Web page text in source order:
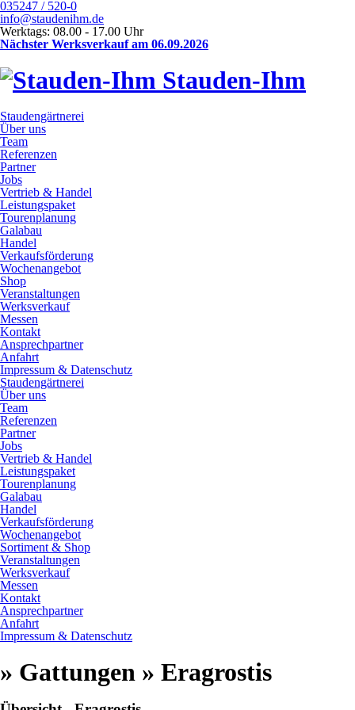
035247 / 520-0
info@staudenihm.de
Werktags: 08.00 - 17.00 Uhr
Nächster Werksverkauf am 06.09.2026
Stauden-Ihm
Staudengärtnerei
Über uns
Team
Referenzen
Partner
Jobs
Vertrieb & Handel
Leistungspaket
Tourenplanung
Galabau
Handel
Verkaufsförderung
Wochenangebot
Shop
Veranstaltungen
Werksverkauf
Messen
Kontakt
Ansprechpartner
Anfahrt
Impressum & Datenschutz
Staudengärtnerei
Über uns
Team
Referenzen
Partner
Jobs
Vertrieb & Handel
Leistungspaket
Tourenplanung
Galabau
Handel
Verkaufsförderung
Wochenangebot
Sortiment & Shop
Veranstaltungen
Werksverkauf
Messen
Kontakt
Ansprechpartner
Anfahrt
Impressum & Datenschutz
» Gattungen » Eragrostis